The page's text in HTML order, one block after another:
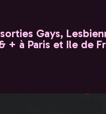
Gays,
+ à Paris et Ile de